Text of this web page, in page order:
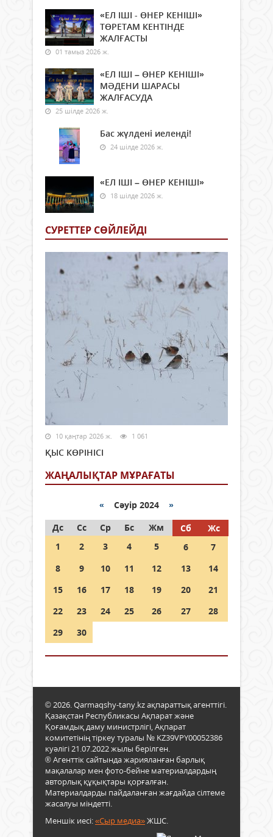
«ЕЛ ІШІ - ӨНЕР КЕНІШІ»
ТӨРЕТАМ КЕНТІНДЕ
ЖАЛҒАСТЫ
01 тамыз 2026 ж.
«ЕЛ ІШІ – ӨНЕР КЕНІШІ»
МӘДЕНИ ШАРАСЫ
ЖАЛҒАСУДА
25 шілде 2026 ж.
Бас жүлдені иеленді!
24 шілде 2026 ж.
«ЕЛ ІШІ – ӨНЕР КЕНІШІ»
18 шілде 2026 ж.
СУРЕТТЕР СӨЙЛЕЙДI
10 қаңтар 2026 ж. 1 061
ҚЫС КӨРІНІСІ
ЖАҢАЛЫҚТАР МҰРАҒАТЫ
« Сәуір 2024 »
Дс
Сс Ср Бс Жм Сб
Жс
1
2 3 4 5 6
7
8
9 10 11 12 13
14
15
16 17 18 19 20
21
22
23 24 25 26 27
28
29
30
© 2026. Qarmaqshy-tany.kz ақпараттық агенттігі.
Қазақстан Республикасы Ақпарат және
Қоғамдық даму министрлігі, Ақпарат
комитетінің тіркеу туралы № KZ39VPY00052386
куәлігі 21.07.2022 жылы берілген.
® Агенттік сайтында жарияланған барлық
мақалалар мен фото-бейне материалдардың
авторлық құқықтары қорғалған.
Материалдарды пайдаланған жағдайда сілтеме
жасалуы міндетті.
Меншік иесі:«Сыр медиа»ЖШС.